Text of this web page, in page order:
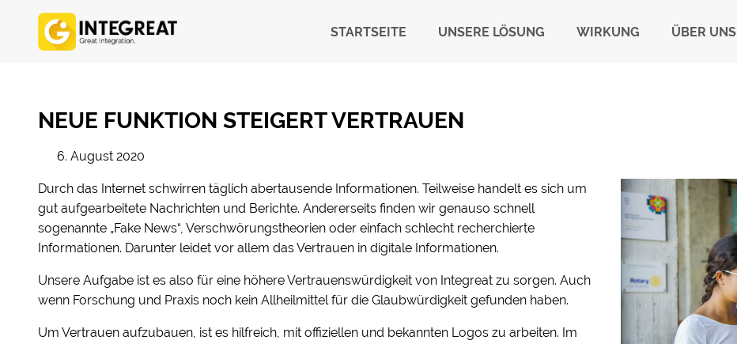
STARTSEITE UNSERE LÖSUNG WIRKUNG ÜBER UNS
NEUE FUNKTION STEIGERT VERTRAUEN
6. August 2020
Durch das Internet schwirren täglich abertausende Informationen. Teilweise handelt es sich um
gut aufgearbeitete Nachrichten und Berichte. Andererseits finden wir genauso schnell
sogenannte „Fake News“, Verschwörungstheorien oder einfach schlecht recherchierte
Informationen. Darunter leidet vor allem das Vertrauen in digitale Informationen.
Unsere Aufgabe ist es also für eine höhere Vertrauenswürdigkeit von Integreat zu sorgen. Auch
wenn Forschung und Praxis noch kein Allheilmittel für die Glaubwürdigkeit gefunden haben.
Um Vertrauen aufzubauen, ist es hilfreich, mit offiziellen und bekannten Logos zu arbeiten. Im